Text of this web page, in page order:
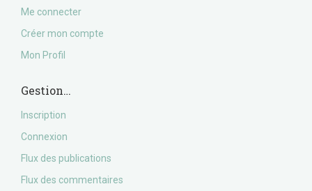
Me connecter
Créer mon compte
Mon Profil
Gestion…
Inscription
Connexion
Flux des publications
Flux des commentaires